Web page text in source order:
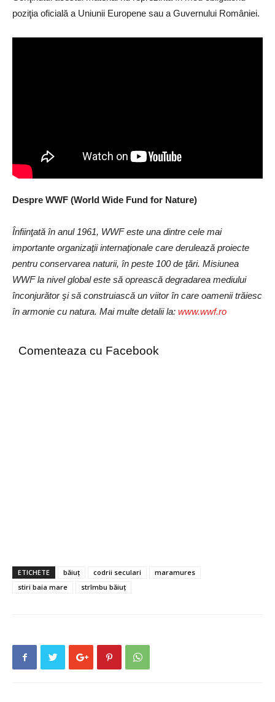
poziţia oficială a Uniunii Europene sau a Guvernului României.
Despre WWF (World Wide Fund for Nature)
Înfiinţată în anul 1961, WWF este una dintre cele mai
importante organizaţii internaţionale care derulează proiecte
pentru conservarea naturii, în peste 100 de ţări. Misiunea
WWF la nivel global este să oprească degradarea mediului
înconjurător şi să construiască un viitor în care oamenii trăiesc
în armonie cu natura. Mai multe detalii la: www.wwf.ro
Comenteaza cu Facebook
ETICHETE băiuț codrii seculari
maramures
stiri baia mare
strîmbu băiuț